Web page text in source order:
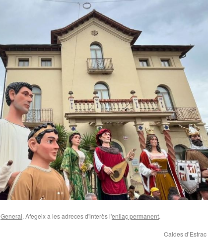
General. Afegeix a les adreces d'interès l'enllaç permanent.
Caldes d’Estrac